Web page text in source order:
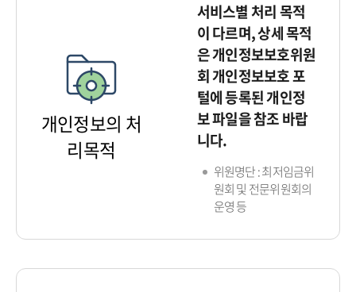
개인정보의 처
리목적
서비스별 처리 목적
이 다르며, 상세 목적
은 개인정보보호위원
회 개인정보보호 포
털에 등록된 개인정
보 파일을 참조 바랍
니다.
위원명단 : 최저임금위
원회 및 전문위원회의
운영 등